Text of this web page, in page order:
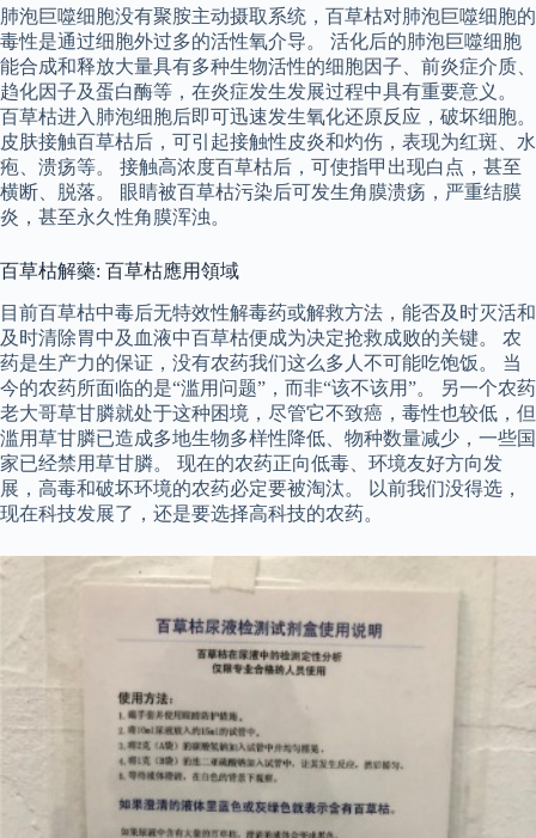
肺泡巨噬细胞没有聚胺主动摄取系统，百草枯对肺泡巨噬细胞的
毒性是通过细胞外过多的活性氧介导。 活化后的肺泡巨噬细胞
能合成和释放大量具有多种生物活性的细胞因子、前炎症介质、
趋化因子及蛋白酶等，在炎症发生发展过程中具有重要意义。
百草枯进入肺泡细胞后即可迅速发生氧化还原反应，破坏细胞。
皮肤接触百草枯后，可引起接触性皮炎和灼伤，表现为红斑、水
疱、溃疡等。 接触高浓度百草枯后，可使指甲出现白点，甚至
横断、脱落。 眼睛被百草枯污染后可发生角膜溃疡，严重结膜
炎，甚至永久性角膜浑浊。
百草枯解藥: 百草枯應用領域
目前百草枯中毒后无特效性解毒药或解救方法，能否及时灭活和
及时清除胃中及血液中百草枯便成为决定抢救成败的关键。 农
药是生产力的保证，没有农药我们这么多人不可能吃饱饭。 当
今的农药所面临的是“滥用问题”，而非“该不该用”。 另一个农药
老大哥草甘膦就处于这种困境，尽管它不致癌，毒性也较低，但
滥用草甘膦已造成多地生物多样性降低、物种数量减少，一些国
家已经禁用草甘膦。 现在的农药正向低毒、环境友好方向发
展，高毒和破坏环境的农药必定要被淘汰。 以前我们没得选，
现在科技发展了，还是要选择高科技的农药。